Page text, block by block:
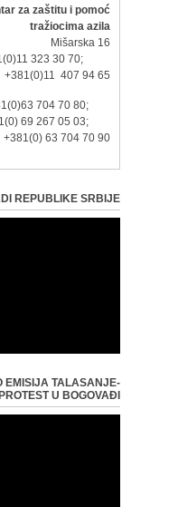
za zaštitu i pomoć
tražiocima azila
Mišarska 16
323 30 70;
407 94 65
704 70 80;
69 267 05 03;
63 704 70 90
REPUBLIKE SRBIJE
EMISIJA TALASANJE-
U BOGOVAĐI